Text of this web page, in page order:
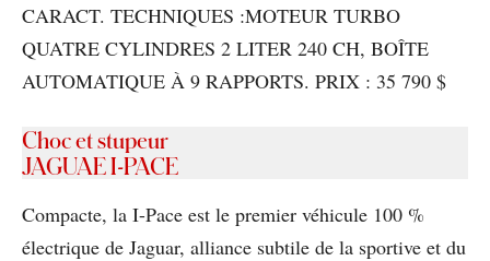
CARACT. TECHNIQUES :MOTEUR TURBO
QUATRE CYLINDRES 2 LITER 240 CH, BOÎTE
AUTOMATIQUE À 9 RAPPORTS. PRIX : 35 790 $
Choc et stupeur
JAGUAE I-PACE
Compacte, la I-Pace est le premier véhicule 100 %
électrique de Jaguar, alliance subtile de la sportive et du